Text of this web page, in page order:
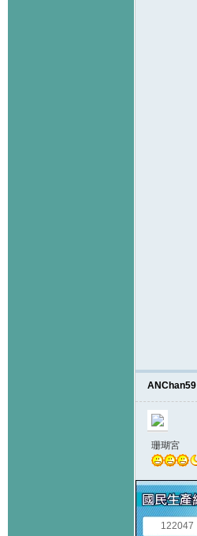
ANChan59
珊瑚宮
122047